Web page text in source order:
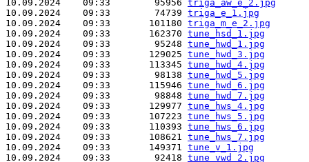
10.09.2024    09:33        95956 triga_aw_e_2.jpg
10.09.2024    09:33        74739 triga_e_1.jpg
10.09.2024    09:33       101180 triga_m_e_2.jpg
10.09.2024    09:33       162370 tune_hsd_1.jpg
10.09.2024    09:33        95248 tune_hwd_1.jpg
10.09.2024    09:33       129025 tune_hwd_3.jpg
10.09.2024    09:33       113345 tune_hwd_4.jpg
10.09.2024    09:33        98138 tune_hwd_5.jpg
10.09.2024    09:33       115946 tune_hwd_6.jpg
10.09.2024    09:33        98848 tune_hwd_7.jpg
10.09.2024    09:33       129977 tune_hws_4.jpg
10.09.2024    09:33       107223 tune_hws_5.jpg
10.09.2024    09:33       110393 tune_hws_6.jpg
10.09.2024    09:33       108621 tune_hws_7.jpg
10.09.2024    09:33       149371 tune_v_1.jpg
10.09.2024    09:33        92418 tune_vwd_2.jpg